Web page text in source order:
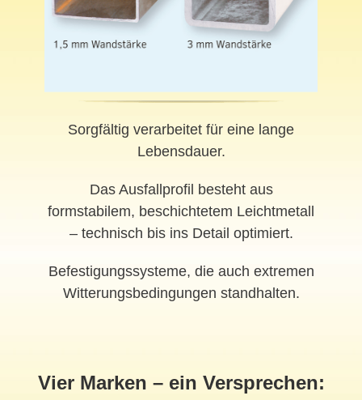
Sorgfältig verarbeitet für eine lange
Lebensdauer.
Das Ausfallprofil besteht aus
formstabilem, beschichtetem Leichtmetall
– technisch bis ins Detail optimiert.
Befestigungssysteme, die auch extremen
Witterungsbedingungen standhalten.
Vier Marken – ein Versprechen: